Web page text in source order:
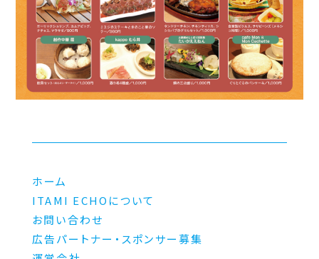
ホーム
ITAMI ECHOについて
お問い合わせ
広告パートナー・スポンサー募集